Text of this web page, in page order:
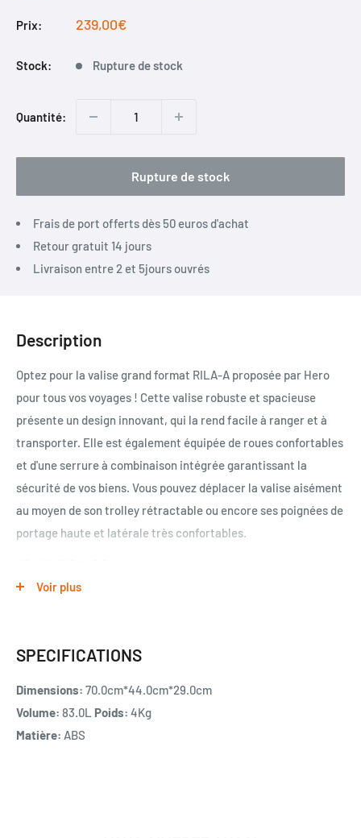
Prix:
Prix
239,00€
Stock: Rupture de stock
Quantité:
Rupture de stock
Frais de port offerts dès 50 euros d'achat
Retour gratuit 14 jours
Livraison entre 2 et 5jours ouvrés
Description
Optez pour la valise grand format RILA-A proposée par Hero
pour tous vos voyages ! Cette valise robuste et spacieuse
présente un design innovant, qui la rend facile à ranger et à
transporter. Elle est également équipée de roues confortables
et d'une serrure à combinaison intégrée garantissant la
sécurité de vos biens. Vous pouvez déplacer la valise aisément
au moyen de son trolley rétractable ou encore ses poignées de
portage haute et latérale très confortables.
Marque HERO
Revêtement extérieur : ABS, léger et résistant
Revêtement intérieur : Polyester 190D
Nombre de roues : 4 roues multidirectionnelles et
silencieuses
Voir plus
SPECIFICATIONS
Dimensions: 70.0cm*44.0cm*29.0cm
Volume: 83.0L Poids: 4Kg
Matière: ABS